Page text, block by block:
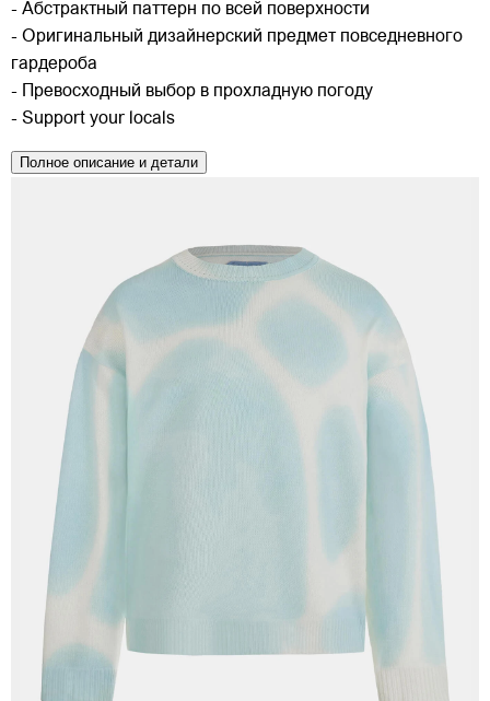
- Абстрактный паттерн по всей поверхности
- Оригинальный дизайнерский предмет повседневного
гардероба
- Превосходный выбор в прохладную погоду
- Support your locals
Полное описание и детали